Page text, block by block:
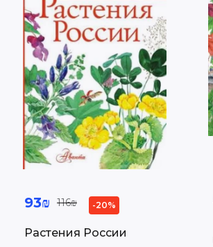
Растения России
93₪ 116₪ -20%